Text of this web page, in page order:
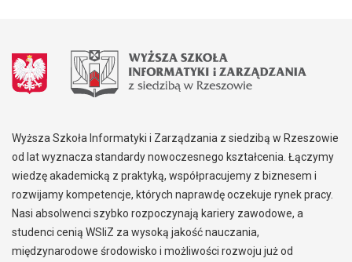
Wyższa Szkoła Informatyki i Zarządzania z siedzibą w Rzeszowie
od lat wyznacza standardy nowoczesnego kształcenia. Łączymy
wiedzę akademicką z praktyką, współpracujemy z biznesem i
rozwijamy kompetencje, których naprawdę oczekuje rynek pracy.
Nasi absolwenci szybko rozpoczynają kariery zawodowe, a
studenci cenią WSIiZ za wysoką jakość nauczania,
międzynarodowe środowisko i możliwości rozwoju już od